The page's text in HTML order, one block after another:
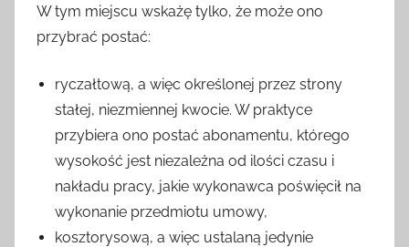
W tym miejscu wskażę tylko, że może ono
przybrać postać:
ryczałtową, a więc określonej przez strony
stałej, niezmiennej kwocie. W praktyce
przybiera ono postać abonamentu, którego
wysokość jest niezależna od ilości czasu i
nakładu pracy, jakie wykonawca poświęcił na
wykonanie przedmiotu umowy,
kosztorysową, a więc ustalaną jedynie